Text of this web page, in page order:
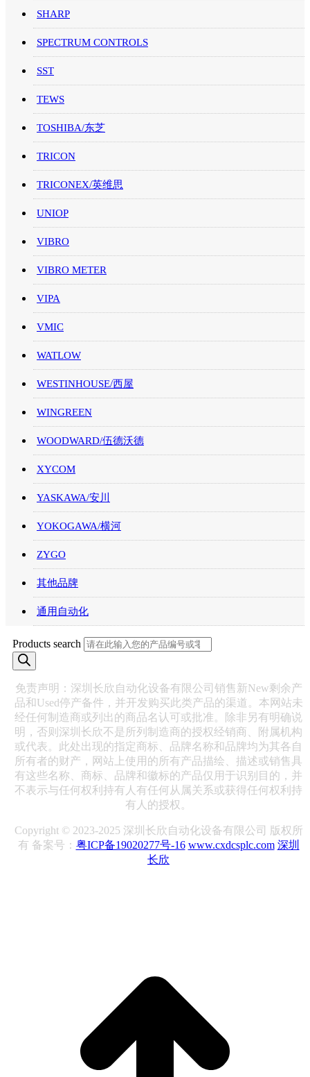
SHARP
SPECTRUM CONTROLS
SST
TEWS
TOSHIBA/东芝
TRICON
TRICONEX/英维思
UNIOP
VIBRO
VIBRO METER
VIPA
VMIC
WATLOW
WESTINHOUSE/西屋
WINGREEN
WOODWARD/伍德沃德
XYCOM
YASKAWA/安川
YOKOGAWA/横河
ZYGO
其他品牌
通用自动化
Products search
免责声明：深圳长欣自动化设备有限公司销售新New剩余产
品和Used停产备件，并开发购买此类产品的渠道。本网站未
经任何制造商或列出的商品名认可或批准。除非另有明确说
明，否则深圳长欣不是所列制造商的授权经销商、附属机构
或代表。此处出现的指定商标、品牌名称和品牌均为其各自
所有者的财产，网站上使用的所有产品描绘、描述或销售具
有这些名称、商标、品牌和徽标的产品仅用于识别目的，并
不表示与任何权利持有人有任何从属关系或获得任何权利持
有人的授权。
Copyright © 2023-2025 深圳长欣自动化设备有限公司 版权所
有 备案号： 粤ICP备19020277号-16 www.cxdcsplc.com 深圳
长欣